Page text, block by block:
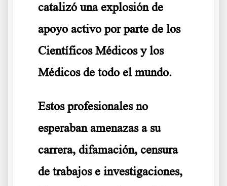
catalizó una explosión de
apoyo activo por parte de los
Científicos Médicos y los
Médicos de todo el mundo.
Estos profesionales no
esperaban amenazas a su
carrera, difamación, censura
de trabajos e investigaciones,